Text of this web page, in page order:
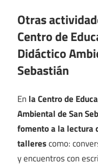
Otras
Centro de
Didáctico
Sebastián
En la Centro de
Ambiental de San
fomento a la lectura
tallerescomo:
y encuentros con